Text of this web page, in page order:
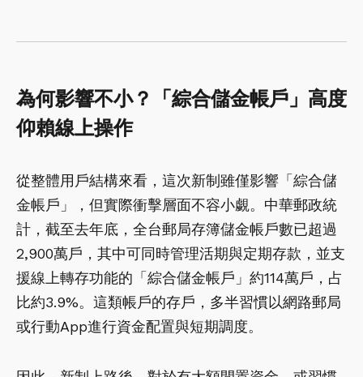
為何影響不小？「綜合儲金帳戶」高度
仰賴線上操作
從整體用戶結構來看，這次新制雖僅影響「綜合儲
金帳戶」，但實際衝擊層面不容小覷。中華郵政統
計，截至去年底，全台郵局存簿儲金帳戶數已超過
2,900萬戶，其中可同時管理活期與定期存款，並支
援線上轉存功能的「綜合儲金帳戶」約114萬戶，占
比約3.9%。這類帳戶的存戶，多半習慣以網路郵局
或行動App進行資金配置與短期調度。